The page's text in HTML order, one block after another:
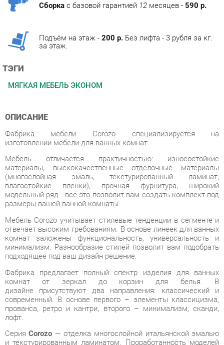
Подъём на этаж -200 р.Без лифта - 3 рубля за кг.
ТЭГИ
МЯГКАЯ МЕБЕЛЬ ЭКОНОМ
ОПИСАНИЕ
Мебель отличается практичностью: износостойкие
материалы, выскокачественные отделочные материалы
(многослойная эмаль, текстурированный ламинат,
влагостойкие плёнки), прочная фурнитура, широкий
модельный ряд - всё это позволит вам создать комплект под
размеры вашей ванной комнаты.
Мебель Corozo учитывает стилевые тенденции в сегменте и
отвечает высоким требованиям. В основе линеек для ванных
комнат заложены функциональность, универсальность и
минимализм. Разнообразие стилей позволит вам подобрать
подходящее под ваш дизайн решение.
Фабрика предлагает полный спектр изделия для ванных
комнат от зеркал до корзин для белья. В
дизайне присутствуют два направления: классический и
современный. В основе первого – элементы классицизма,
лофт.
СерияCorozo— отделка многослойной итальянской эмалью
и текстурированным ламинатом. Проработанность моделей
для создания стиля и дизайнерского оформления ванной
комнаты.
Характеристики модели: